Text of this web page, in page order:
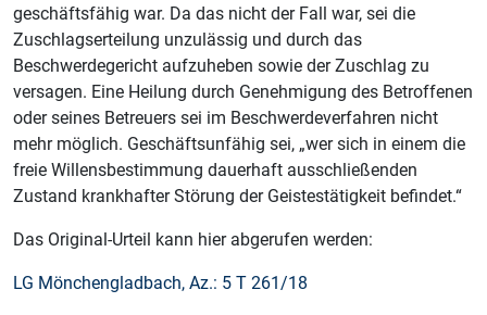
geschäftsfähig war. Da das nicht der Fall war, sei die
Zuschlagserteilung unzulässig und durch das
Beschwerdegericht aufzuheben sowie der Zuschlag zu
versagen. Eine Heilung durch Genehmigung des Betroffenen
oder seines Betreuers sei im Beschwerdeverfahren nicht
mehr möglich. Geschäftsunfähig sei, „wer sich in einem die
freie Willensbestimmung dauerhaft ausschließenden
Zustand krankhafter Störung der Geistestätigkeit befindet.“
Das Original-Urteil kann hier abgerufen werden:
LG Mönchengladbach, Az.: 5 T 261/18